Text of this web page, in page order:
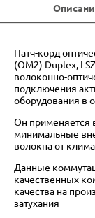
Патч-корд
(OM2) Duplex,
волоконно-
подключения
оборудования в
Он применяется
минимальные
волокна от
Данные
качественных
качества на
затухания